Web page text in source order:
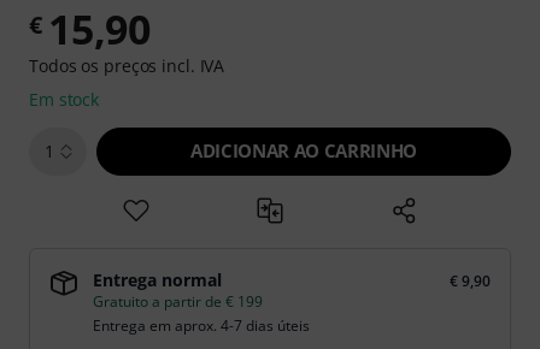
€ 15,90
Todos os preços incl. IVA
Em stock
1 ADICIONAR AO CARRINHO
Entrega normal
€ 9,90
Gratuito a partir de € 199
Entrega em aprox. 4-7 dias úteis